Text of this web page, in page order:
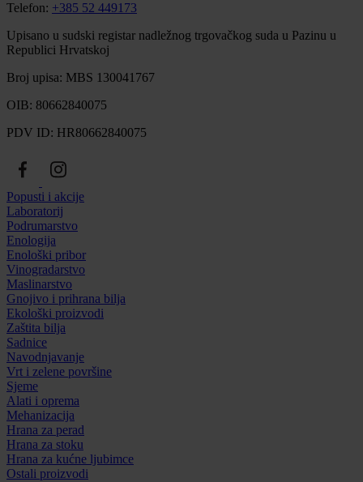
Telefon: +385 52 449173
Upisano u sudski registar nadležnog trgovačkog suda u Pazinu u
Republici Hrvatskoj
Broj upisa: MBS 130041767
OIB: 80662840075
PDV ID: HR80662840075
Popusti i akcije
Laboratorij
Podrumarstvo
Enologija
Enološki pribor
Vinogradarstvo
Maslinarstvo
Gnojivo i prihrana bilja
Ekološki proizvodi
Zaštita bilja
Sadnice
Navodnjavanje
Vrt i zelene površine
Sjeme
Alati i oprema
Mehanizacija
Hrana za perad
Hrana za stoku
Hrana za kućne ljubimce
Ostali proizvodi